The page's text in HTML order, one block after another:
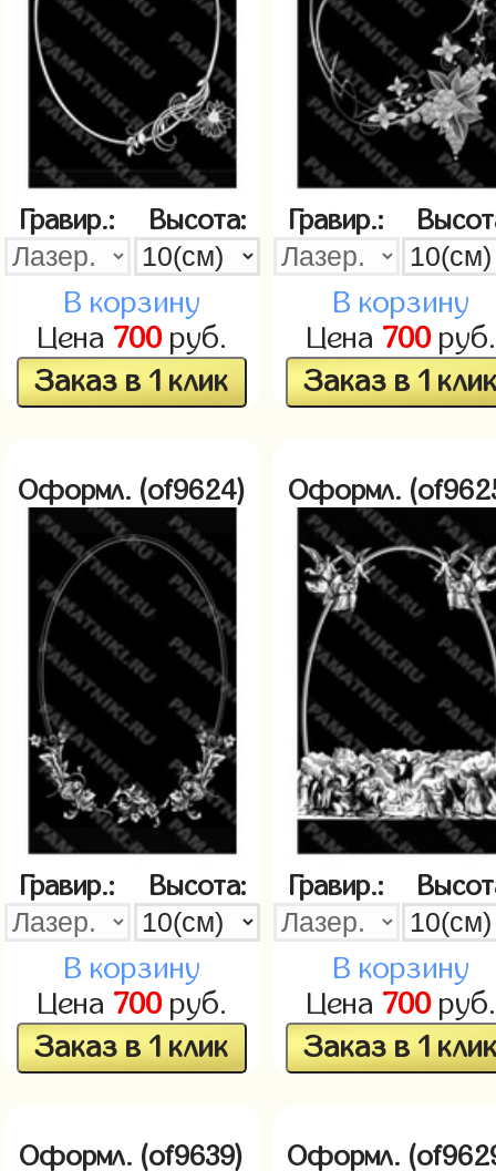
Гравир.: Высота:
В корзину
Цена 700руб.
Заказ в 1 клик
Гравир.:
В корзину
Цена 700руб.
Заказ в 1
Оформл. (of9624)
Гравир.: Высота:
В корзину
Цена 700руб.
Заказ в 1 клик
Оформл.
Гравир.:
В корзину
Цена 700руб.
Заказ в 1
Оформл. (of9639) Оформл.